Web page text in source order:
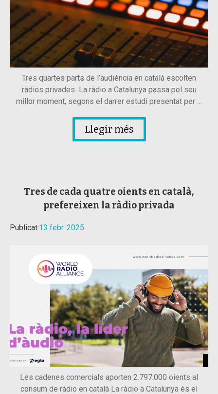
Tres quartes parts de l’audiència en català escolten
ràdios privades La ràdio a Catalunya passa pel seu
millor moment, segons el darrer estudi presentat per …
Llegir més
Tres de cada quatre oients en català,
prefereixen la ràdio privada
Publicat:13 febr. 2025
Les cadenes comercials aporten 2.797.000 oients al
consum de ràdio en català La ràdio a Catalunya és el